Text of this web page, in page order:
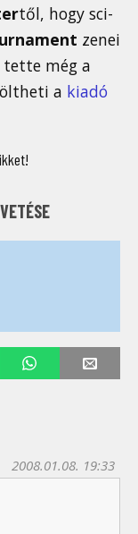
től, hogy sci-
zenei
még a
a kiadó
2008.01.08. 19:33